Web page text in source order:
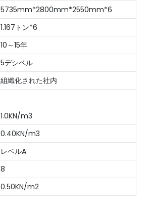
5735mm*2800mm*2550mm*6
1.167トン*6
10～15年
5デシベル
組織化された社内
1.0KN/m3
0.40KN/m3
レベルA
8
0.50KN/m2